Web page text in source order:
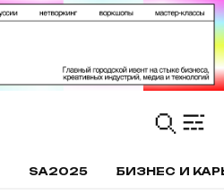
SA2025 БИЗНЕС И